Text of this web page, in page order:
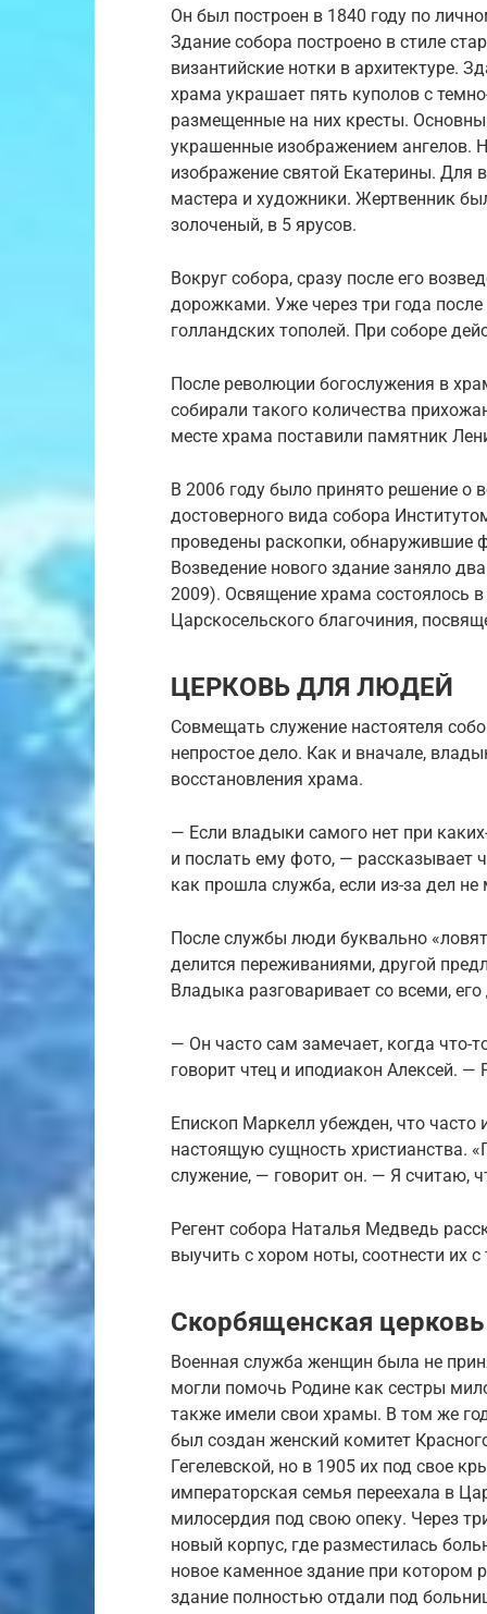
Он был построен в 1840 году по
Здание собора построено в стиле
византийские нотки в архитектуре.
храма украшает пять куполов с
размещенные на них кресты.
украшенные изображением ангелов.
изображение святой Екатерины. Для
мастера и художники. Жертвенник
золоченый, в 5 ярусов.
Вокруг собора, сразу после его
дорожками. Уже через три года
голландских тополей. При соборе
После революции богослужения в
собирали такого количества
месте храма поставили памятник
В 2006 году было принято решение о
достоверного вида собора
проведены раскопки, обнаружившие
Возведение нового здание заняло
2009). Освящение храма состоялось
Царскосельского благочиния,
ЦЕРКОВЬ ДЛЯ ЛЮДЕЙ
Совмещать служение настоятеля
непростое дело. Как и вначале,
восстановления храма.
— Если владыки самого нет при
и послать ему фото, — рассказывает
как прошла служба, если из-за дел
После службы люди буквально
делится переживаниями, другой
Владыка разговаривает со всеми, его
— Он часто сам замечает, когда что-
говорит чтец и иподиакон Алексей. —
Епископ Маркелл убежден, что
настоящую сущность христианства.
служение, — говорит он. — Я считаю,
Регент собора Наталья Медведь
выучить с хором ноты, соотнести их
Скорбященская церковь
Военная служба женщин была не
могли помочь Родине как сестры
также имели свои храмы. В том же
был создан женский комитет
Гегелевской, но в 1905 их под свое
императорская семья переехала в
милосердия под свою опеку. Через
новый корпус, где разместилась
новое каменное здание при котором
здание полностью отдали под